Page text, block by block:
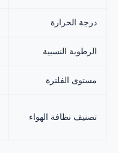
درجة الحرارة
الرطوبة النسبية
مستوى الفلترة
تصنيف نظافة الهواء